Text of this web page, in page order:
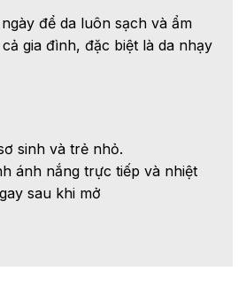
để da luôn sạch và ẩm
gia đình, đặc biệt là da nhạy
sinh và trẻ nhỏ.
ánh nắng trực tiếp và nhiệt
sau khi mở